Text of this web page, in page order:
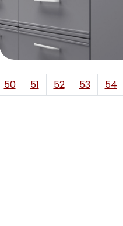
50 51 52 53 54